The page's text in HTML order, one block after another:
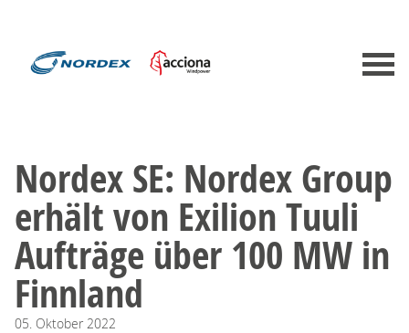
Nordex SE: Nordex Group
erhält von Exilion Tuuli
Aufträge über 100 MW in
Finnland
05. Oktober 2022